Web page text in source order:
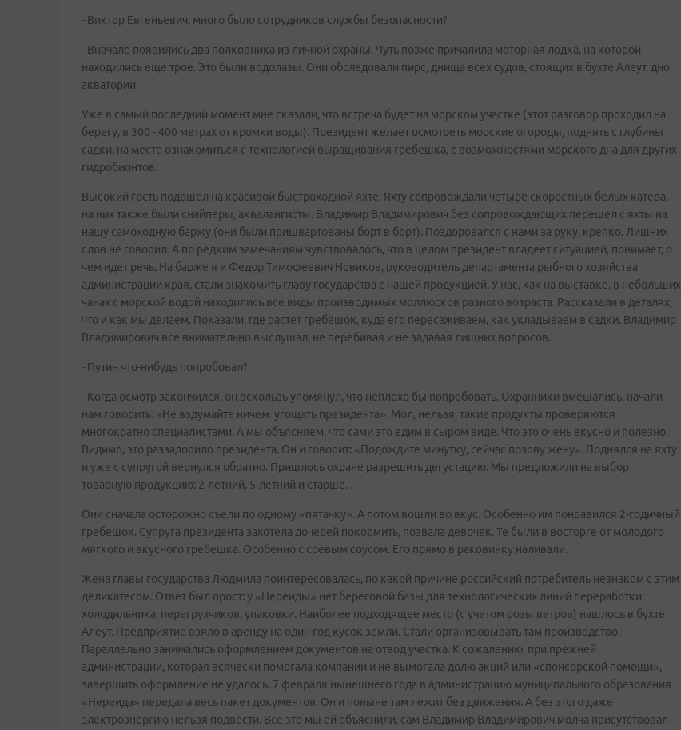
- Виктор Евгеньевич, много было сотрудников службы безопасности?
- Вначале появились два полковника из личной охраны. Чуть позже причалила моторная лодка, на которой
находились еще трое. Это были водолазы. Они обследовали пирс, днища всех судов, стоящих в бухте Алеут, дно
акватории.
Уже в самый последний момент мне сказали, что встреча будет на морском участке (этот разговор проходил на
берегу, в 300 - 400 метрах от кромки воды). Президент желает осмотреть морские огороды, поднять с глубины
садки, на месте ознакомиться с технологией выращивания гребешка, с возможностями морского дна для других
гидробионтов.
Высокий гость подошел на красивой быстроходной яхте. Яхту сопровождали четыре скоростных белых катера,
на них также были снайперы, аквалангисты. Владимир Владимирович без сопровождающих перешел с яхты на
нашу самоходную баржу (они были пришвартованы борт в борт). Поздоровался с нами за руку, крепко. Лишних
слов не говорил. А по редким замечаниям чувствовалось, что в целом президент владеет ситуацией, понимает, о
чем идет речь. На барже я и Федор Тимофеевич Новиков, руководитель департамента рыбного хозяйства
администрации края, стали знакомить главу государства с нашей продукцией. У нас, как на выставке, в небольших
чанах с морской водой находились все виды производимых моллюсков разного возраста. Рассказали в деталях,
что и как мы делаем. Показали, где растет гребешок, куда его пересаживаем, как укладываем в садки. Владимир
Владимирович все внимательно выслушал, не перебивая и не задавая лишних вопросов.
- Путин что-нибудь попробовал?
- Когда осмотр закончился, он вскользь упомянул, что неплохо бы попробовать. Охранники вмешались, начали
нам говорить: «Не вздумайте ничем угощать президента». Мол, нельзя, такие продукты проверяются
многократно специалистами. А мы объясняем, что сами это едим в сыром виде. Что это очень вкусно и полезно.
Видимо, это раззадорило президента. Он и говорит: «Подождите минутку, сейчас позову жену». Поднялся на яхту
и уже с супругой вернулся обратно. Пришлось охране разрешить дегустацию. Мы предложили на выбор
товарную продукцию: 2-летний, 5-летний и старше.
Они сначала осторожно съели по одному «пятачку». А потом вошли во вкус. Особенно им понравился 2-годичный
гребешок. Супруга президента захотела дочерей покормить, позвала девочек. Те были в восторге от молодого
мягкого и вкусного гребешка. Особенно с соевым соусом. Его прямо в раковинку наливали.
Жена главы государства Людмила поинтересовалась, по какой причине российский потребитель незнаком с этим
деликатесом. Ответ был прост: у «Нереиды» нет береговой базы для технологических линий переработки,
холодильника, перегрузчиков, упаковки. Наиболее подходящее место (с учетом розы ветров) нашлось в бухте
Алеут. Предприятие взяло в аренду на один год кусок земли. Стали организовывать там производство.
Параллельно занимались оформлением документов на отвод участка. К сожалению, при прежней
администрации, которая всячески помогала компании и не вымогала долю акций или «спонсорской помощи»,
завершить оформление не удалось. 7 февраля нынешнего года в администрацию муниципального образования
«Нереида» передала весь пакет документов. Он и поныне там лежит без движения. А без этого даже
электроэнергию нельзя подвести. Все это мы ей объяснили, сам Владимир Владимирович молча присутствовал